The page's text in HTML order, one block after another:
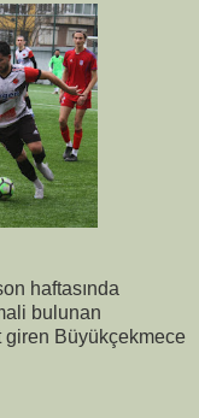
haftasında
bulunan
giren Büyükçekmece